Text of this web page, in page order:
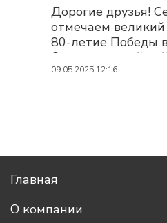
Дорогие друзья!
отмечаем
80-летие Победы
Отечественной
напоминает нам о
вдохновляет нас
светлое будущее...
09.05.2025 12:16
Главная
О компании